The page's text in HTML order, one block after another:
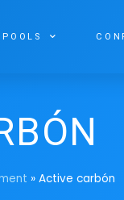
POOLS
» Active carbón